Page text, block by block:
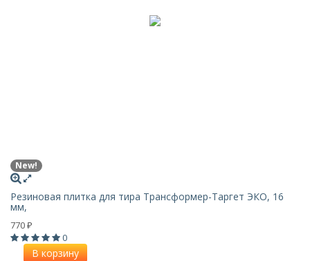
New!
Резиновая плитка для тира Трансформер-Таргет ЭКО, 16
мм,
770 ₽
0
В корзину